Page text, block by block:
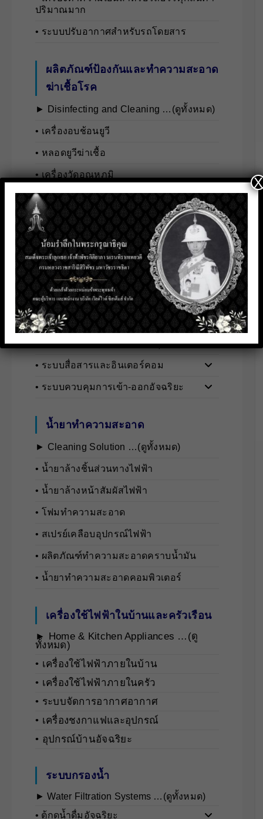
ปริมาณมาก
• ระบบปรับอากาศสำหรับรถโดยสาร
ผลิตภัณฑ์ป้องกันและทำความสะอาด
ฆ่าเชื้อโรค
► Disinfecting and Cleaning …(ดูทั้งหมด)
• เครื่องอบช้อนยูวี
• หลอดยูวีฆ่าเชื้อ
• เครื่องวัดอุณหภูมิ
• เครื่องพ่นสเปรย์
• น้ำยาทำความสะอาดเชื้อโรค
ระบบรักษาความปลอดภัย
► Security Systems …(ดูทั้งหมด)
• กล้องวงจรปิดและอุปกรณ์เสริม
• เครื่องมือวัดอุตสาหกรรม
• ระบบตรวจจับและวิเคราะห์บุคคล
• ระบบสื่อสารและอินเตอร์คอม
• ระบบควบคุมการเข้า-ออกอัจฉริยะ
น้ำยาทำความสะอาด
► Cleaning Solution …(ดูทั้งหมด)
• นํ้ายาล้างชิ้นส่วนทางไฟฟ้า
• นํ้ายาล้างหน้าสัมผัสไฟฟ้า
• โฟมทำความสะอาด
• สเปรย์เคลือบอุปกรณ์ไฟฟ้า
• ผลิตภัณฑ์ทำความสะอาดคราบน้ำมัน
• น้ำยาทำความสะอาดคอมพิวเตอร์
เครื่องใช้ไฟฟ้าในบ้านและครัวเรือน
► Home & Kitchen Appliances …(ดู
ทั้งหมด)
• เครื่องใช้ไฟฟ้าภายในบ้าน
• เครื่องใช้ไฟฟ้าภายในครัว
• ระบบจัดการอากาศอากาศ
• เครื่องชงกาแฟและอุปกรณ์
• อุปกรณ์บ้านอัจฉริยะ
ระบบกรองน้ำ
► Water Filtration Systems …(ดูทั้งหมด)
• ตู้กดน้ำดื่มอัจฉริยะ
X